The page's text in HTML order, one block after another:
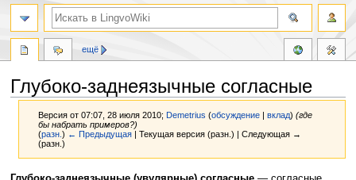
Глубоко-заднеязычные согласные
Версия от 07:07, 28 июля 2010;Demetrius (обсуждение |вклад) (где
бы набрать примеров?)
(разн.) ← Предыдущая | Текущая версия (разн.) | Следующая →
(разн.)
Перейти
Перейти
ещё